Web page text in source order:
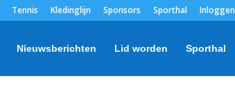
Tennis Kledinglijn Sponsors Sporthal Inloggen
Nieuwsberichten Lid worden Sporthal